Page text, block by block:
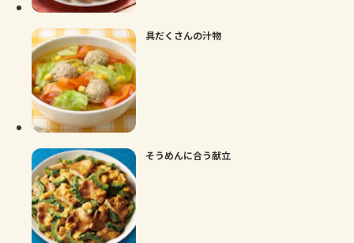
具だくさんの汁物
そうめんに合う献立